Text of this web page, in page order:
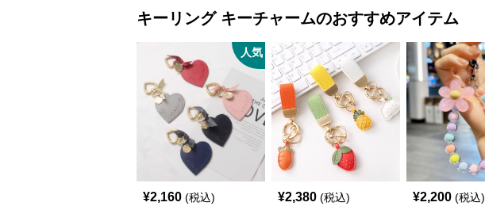
キーリング キーチャームのおすすめアイテム
人気
¥2,160 (税込) ¥2,380 (税込) ¥2,200 (税込)